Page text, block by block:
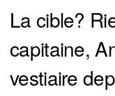
La cible?
capitaine,
vestiaire